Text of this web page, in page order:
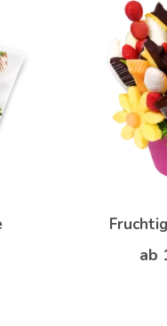
ab